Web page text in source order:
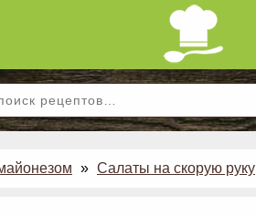
» Салаты на скорую руку